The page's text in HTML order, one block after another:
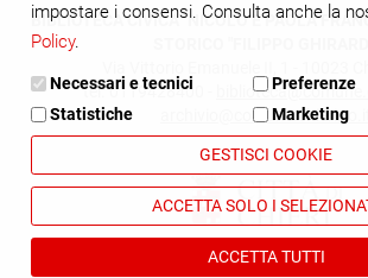
BIBLIOTECA CIVICA "NICOLÒ E PAOLA
tel. 0119428400 -
archivio@comune.chieri.to.it
Privacy Policy
impostare i consensi. Consulta anche la
Policy.
Necessari e tecnici
Preferenze
Statistiche
Marketing
GESTISCI COOKIE
ACCETTA SOLO I
ACCETTA TUTTI